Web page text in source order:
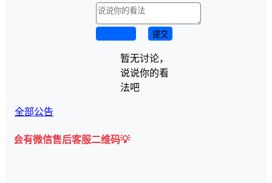
提交
暂无讨论，
说说你的看
法吧
全部公告
售后客服二维码💡